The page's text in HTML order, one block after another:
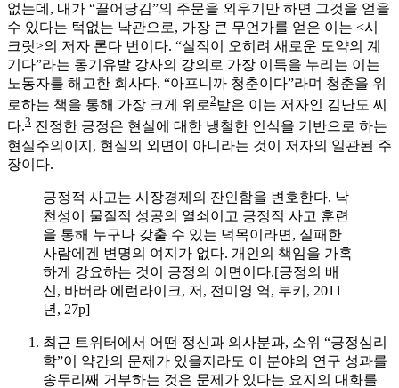
없는데, 내가 “끌어당김”의 주문을 외우기만 하면 그것을 얻을
수 있다는 턱없는 낙관으로, 가장 큰 무언가를 얻은 이는 <시
크릿>의 저자 론다 번이다. “실직이 오히려 새로운 도약의 계
기다”라는 동기유발 강사의 강의로 가장 이득을 누리는 이는
노동자를 해고한 회사다. “아프니까 청춘이다”라며 청춘을 위
로하는 책을 통해 가장 크게 위로2받은 이는 저자인 김난도 씨
다.3 진정한 긍정은 현실에 대한 냉철한 인식을 기반으로 하는
현실주의이지, 현실의 외면이 아니라는 것이 저자의 일관된 주
장이다.
긍정적 사고는 시장경제의 잔인함을 변호한다. 낙
천성이 물질적 성공의 열쇠이고 긍정적 사고 훈련
을 통해 누구나 갖출 수 있는 덕목이라면, 실패한
사람에겐 변명의 여지가 없다. 개인의 책임을 가혹
하게 강요하는 것이 긍정의 이면이다.[긍정의 배
신, 바버라 에런라이크, 저, 전미영 역, 부키, 2011
년, 27p]
최근 트위터에서 어떤 정신과 의사분과, 소위 “긍정심리
학”이 약간의 문제가 있을지라도 이 분야의 연구 성과를
송두리째 거부하는 것은 문제가 있다는 요지의 대화를